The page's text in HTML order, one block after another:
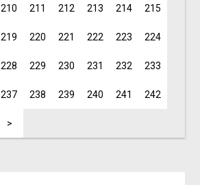
210 211 212 213 214 215
219 220 221 222 223 224
228 229 230 231 232 233
237 238 239 240 241 242
>